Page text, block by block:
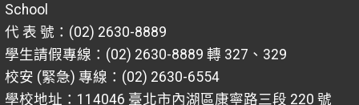
School
代 表 號：(02) 2630-8889
學生請假專線：(02) 2630-8889 轉 327、329
校安 (緊急) 專線：(02) 2630-6554
學校地址：114046 臺北市內湖區康寧路三段 220 號